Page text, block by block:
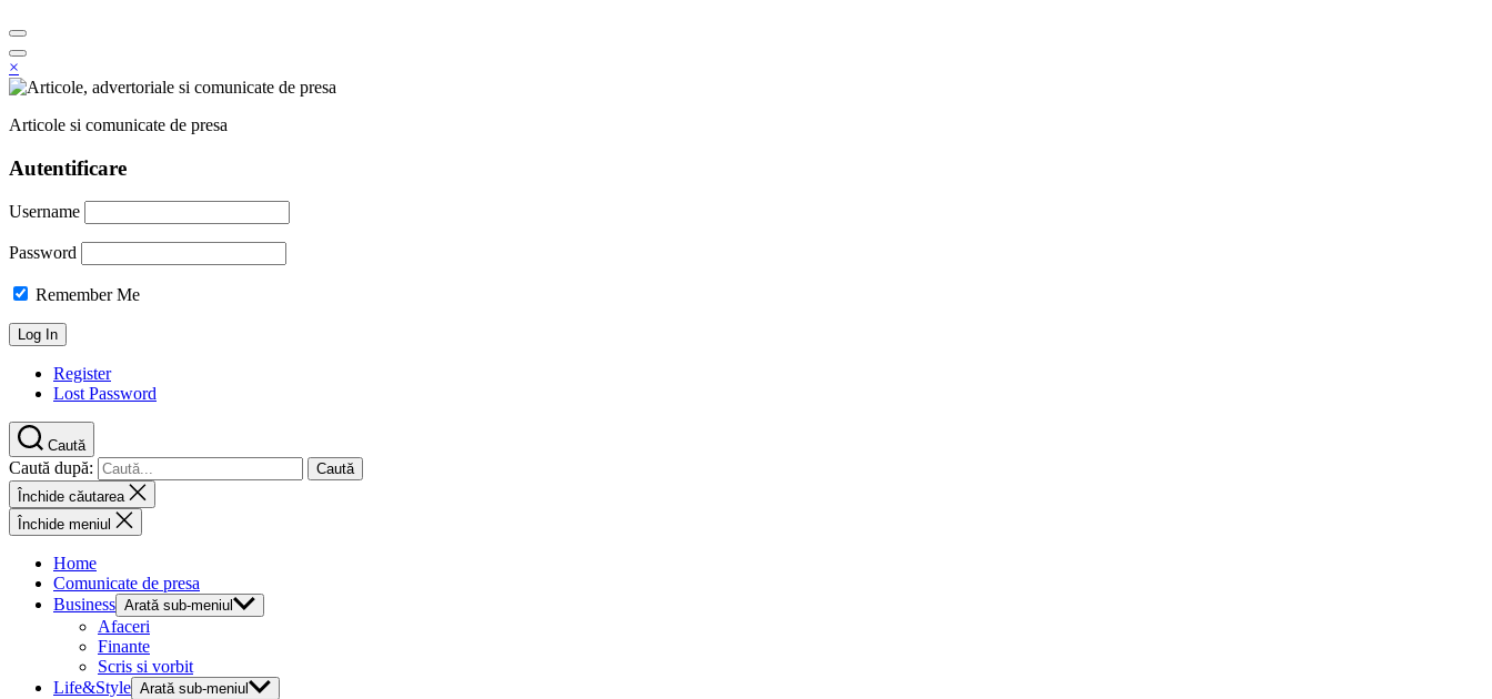
×
Articole si comunicate de presa
Autentificare
Username
Password
Remember Me
Register
Lost Password
Caută
Caută după:
Închide căutarea
Închide meniul
Home
Comunicate de presa
Business Arată sub-meniul
Afaceri
Finante
Scris si vorbit
Life&Style Arată sub-meniul